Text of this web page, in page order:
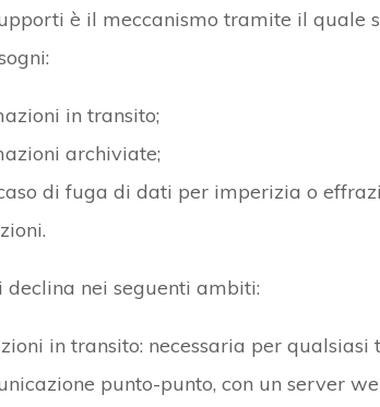
è il meccanismo tramite il quale
in transito;
archiviate;
di fuga di dati per imperizia o
nei seguenti ambiti:
in transito: necessaria per qualsiasi
punto-punto, con un server